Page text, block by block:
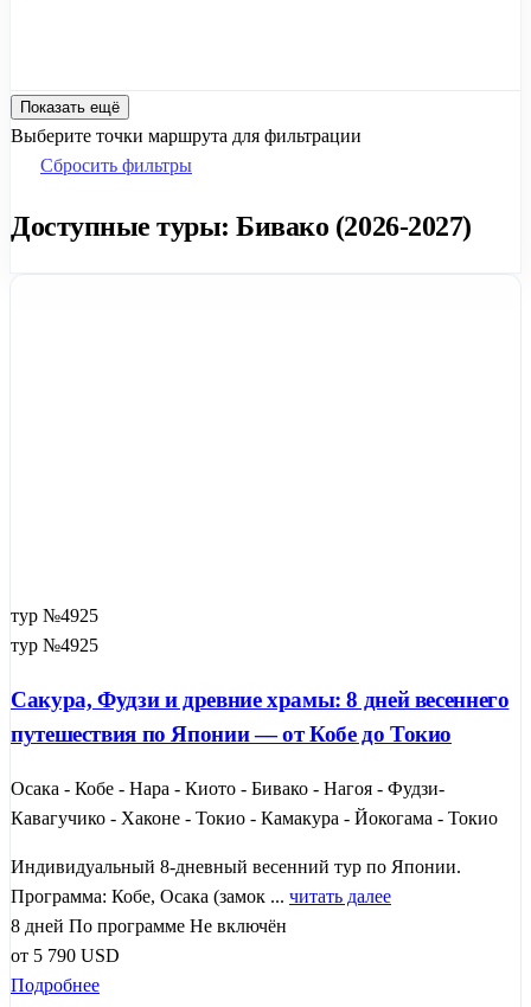
Показать ещё
Выберите точки маршрута для фильтрации
Сбросить фильтры
Доступные туры: Бивако (2026-2027)
тур №4925
тур №4925
Сакура, Фудзи и древние храмы: 8 дней весеннего
путешествия по Японии — от Кобе до Токио
Осака - Кобе - Нара - Киото - Бивако - Нагоя - Фудзи-
Кавагучико - Хаконе - Токио - Камакура - Йокогама - Токио
Индивидуальный 8-дневный весенний тур по Японии.
Программа: Кобе, Осака (замок ... читать далее
8 дней По программе Не включён
от 5 790 USD
Подробнее